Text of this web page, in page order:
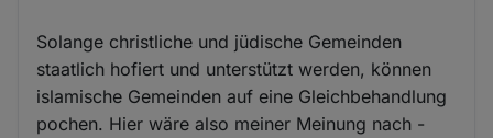
Solange christliche und jüdische Gemeinden
staatlich hofiert und unterstützt werden, können
islamische Gemeinden auf eine Gleichbehandlung
pochen. Hier wäre also meiner Meinung nach -